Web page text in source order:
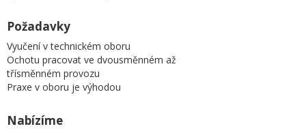
Požadavky
Vyučení v technickém oboru
Ochotu pracovat ve dvousměnném až
třísměnném provozu
Praxe v oboru je výhodou
Nabízíme